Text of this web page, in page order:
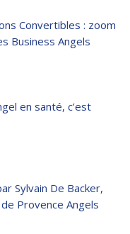
Convertibles : zoom
Business Angels
en santé, c’est
Sylvain De Backer,
Provence Angels